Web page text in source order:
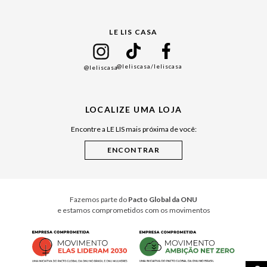
Cuidados Casa
LE LIS CASA
@leliscasa@leliscasa/leliscasa
LOCALIZE UMA LOJA
Encontre a LE LIS mais próxima de você:
Fazemos parte do Pacto Global da ONU
e estamos comprometidos com os movimentos